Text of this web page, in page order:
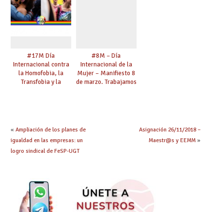
#17M Día
Internacional contra
la Homofobia, la
Transfobia y la
LGTBI”
#8M – Día
Internacional de la
Mujer – Manifiesto 8
de marzo. Trabajamos
« Ampliación de los planes de
igualdad en las empresas: un
logro sindical de FeSP-UGT
Asignación 26/11/2018 –
Maestr@s y EEMM»